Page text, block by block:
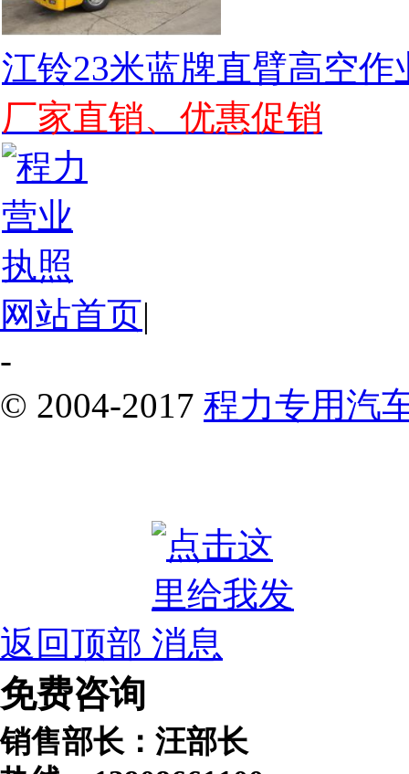
江铃23米蓝牌直臂高空作
厂家直销、优惠促销
网站首页|
-
© 2004-2017 程力专用汽
返回顶部
免费咨询
销售部长：汪部长